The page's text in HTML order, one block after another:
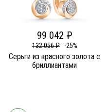
99 042 ₽
132 056 ₽ -25%
Серьги из красного золота c
бриллиантами